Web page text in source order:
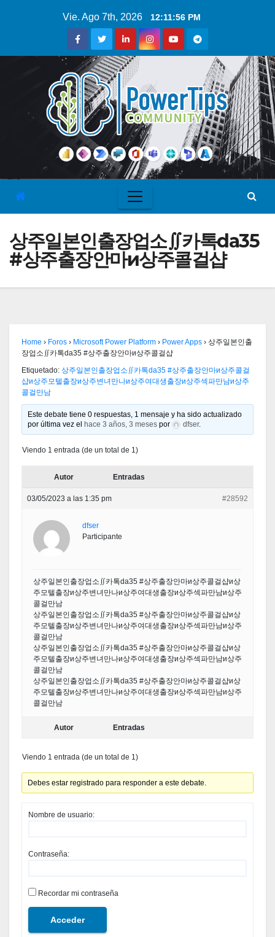
Vie. Ago 7th, 2026 12:11:57 PM
상주일본인출장업소∬카톡da35
#상주출장안마и상주콜걸샵
Home › Foros › Microsoft Power Platform › Power Apps › 상주일본인출
장업소∬카톡da35 #상주출장안마и상주콜걸샵
Etiquetado: 상주일본인출장업소∬카톡da35 #상주출장안마и상주콜걸
샵и상주모텔출장и상주변녀만나и상주여대생출장и상주섹파만남и상주
콜걸만남
Este debate tiene 0 respuestas, 1 mensaje y ha sido actualizado
por última vez el
hace 3 años, 3 meses por dfser.
Viendo 1 entrada (de un total de 1)
Autor Entradas
03/05/2023 a las 1:35 pm #28592
dfser
Participante
상주일본인출장업소∬카톡da35 #상주출장안마и상주콜걸샵и상
주모텔출장и상주변녀만나и상주여대생출장и상주섹파만남и상주
콜걸만남
상주일본인출장업소∬카톡da35 #상주출장안마и상주콜걸샵и상
주모텔출장и상주변녀만나и상주여대생출장и상주섹파만남и상주
콜걸만남
상주일본인출장업소∬카톡da35 #상주출장안마и상주콜걸샵и상
주모텔출장и상주변녀만나и상주여대생출장и상주섹파만남и상주
콜걸만남
상주일본인출장업소∬카톡da35 #상주출장안마и상주콜걸샵и상
주모텔출장и상주변녀만나и상주여대생출장и상주섹파만남и상주
콜걸만남
Autor Entradas
Viendo 1 entrada (de un total de 1)
Debes estar registrado para responder a este debate.
Nombre de usuario:
Contraseña:
Recordar mi contraseña
Acceder